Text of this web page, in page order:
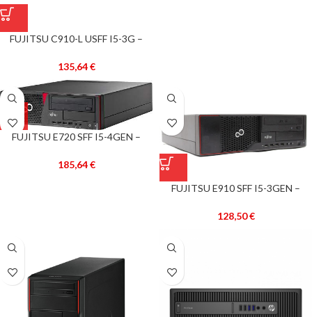
FUJITSU C910-L USFF I5-3G –
135,64€
FUJITSU E720 SFF I5-4GEN –
185,64€
FUJITSU E910 SFF I5-3GEN –
128,50€